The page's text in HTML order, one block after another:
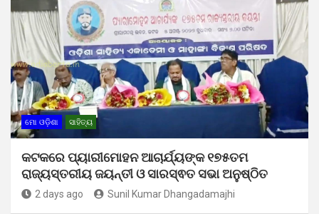
ମୋ ଓଡ଼ିଶା ସାହିତ୍ୟ
କଟକରେ ପ୍ୟାରୀମୋହନ ଆଚାର୍ଯ୍ୟଙ୍କ ୧୭୫ତମ
ରାଜ୍ୟସ୍ତରୀୟ ଜୟନ୍ତୀ ଓ ସାରସ୍ଵତ ସଭା ଅନୁଷ୍ଠିତ
2 days ago Sunil Kumar Dhangadamajhi